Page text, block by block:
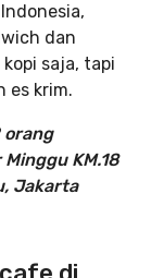
dan
saja, tapi
es krim.
orang
KM.18
Jakarta